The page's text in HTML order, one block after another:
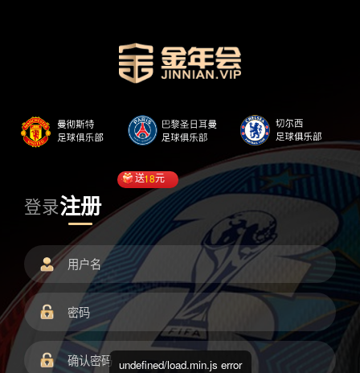
登录注册
送18元
undefined/load.min.js error